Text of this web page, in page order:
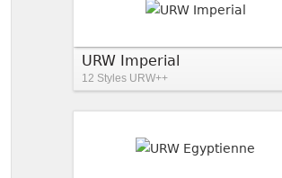
URW Imperial
12 Styles URW++